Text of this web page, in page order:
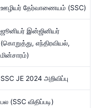
ஊழியர் தேர்வாணையம் (SSC)
ஜூனியர் இன்ஜினியர்
(கொறுத்து, எந்திரவியல்,
மின்சாரம்)
SSC JE 2024 அறிவிப்பு
பல (SSC விதிப்படி)